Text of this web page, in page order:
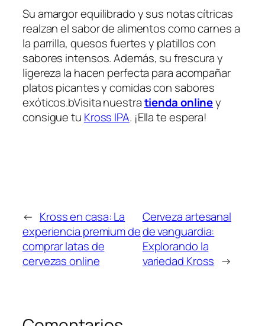
Su amargor equilibrado y sus notas cítricas
realzan el sabor de alimentos como carnes a
la parrilla, quesos fuertes y platillos con
sabores intensos. Además, su frescura y
ligereza la hacen perfecta para acompañar
platos picantes y comidas con sabores
exóticos.bVisita nuestratienda onliney
consigue tu Kross IPA. ¡Ella te espera!
← Kross en casa: La
experiencia premium de
comprar latas de
cervezas online
Cerveza artesanal
de vanguardia:
Explorando la
variedad Kross →